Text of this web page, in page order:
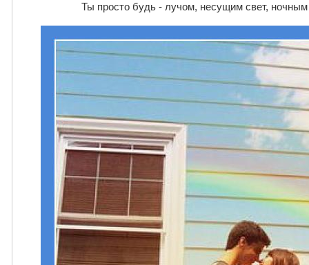
Ты просто будь - лучом, несущим свет, ночным